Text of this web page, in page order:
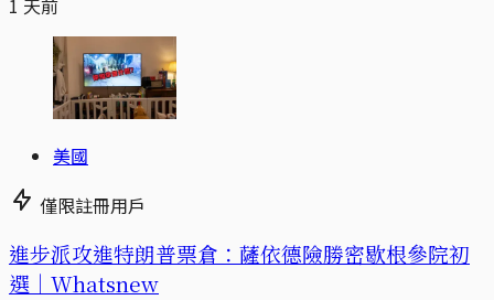
1 天前
美國
僅限註冊用戶
進步派攻進特朗普票倉：薩依德險勝密歇根參院初
選｜Whatsnew